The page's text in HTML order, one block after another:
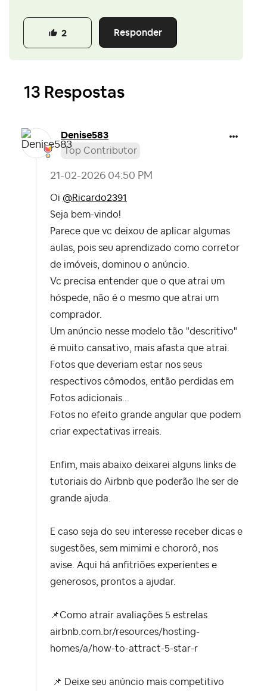
Responder
2
13 Respostas
Denise583
Top Contributor
‎21-02-2026 04:50 PM
Oi @Ricardo2391
Seja bem-vindo!
Parece que vc deixou de aplicar algumas
aulas, pois seu aprendizado como corretor
de imóveis, dominou o anúncio.
Vc precisa entender que o que atrai um
hóspede, não é o mesmo que atrai um
comprador.
Um anúncio nesse modelo tão "descritivo"
é muito cansativo, mais afasta que atrai.
Fotos que deveriam estar nos seus
respectivos cômodos, então perdidas em
Fotos adicionais...
Fotos no efeito grande angular que podem
criar expectativas irreais.
Enfim, mais abaixo deixarei alguns links de
tutoriais do Airbnb que poderão lhe ser de
grande ajuda.
E caso seja do seu interesse receber dicas e
sugestões, sem mimimi e chororô, nos
avise. Aqui há anfitriões experientes e
generosos, prontos a ajudar.
📌Como atrair avaliações 5 estrelas
airbnb.com.br/resources/hosting-
homes/a/how-to-attract-5-star-r
📌 Deixe seu anúncio mais competitivo